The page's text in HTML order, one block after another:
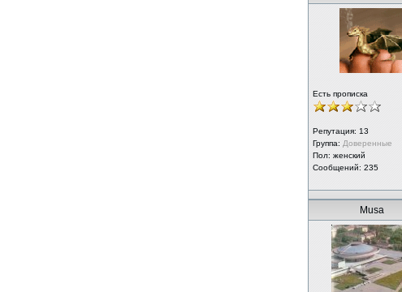
Есть прописка
Репутация: 13
Группа: Доверенные
Пол: женский
Сообщений: 235
Musa